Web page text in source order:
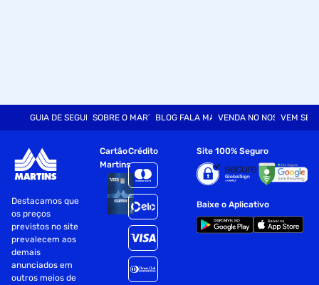
GUIA DE SEGURANÇASOBRE O MARTINSBLOG FALA MARTVENDA NO NOSSO SITE
VEM SER
Destacamos que
os preços
previstos no site
prevalecem aos
demais
anunciados em
outros meios de
Cartão
Martins
Crédito Site 100% Seguro
Baixe o Aplicativo